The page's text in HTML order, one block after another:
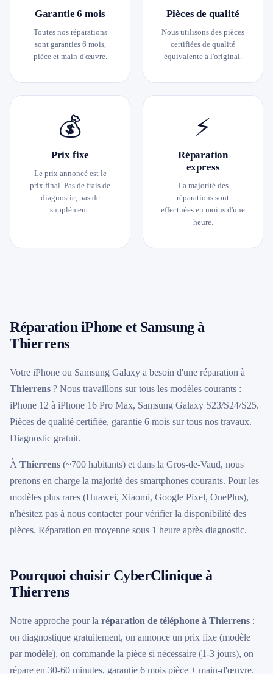
Garantie 6 mois
Toutes nos réparations
sont garanties 6 mois,
pièce et main-d'œuvre.
Pièces de qualité
Nous utilisons des pièces
certifiées de qualité
équivalente à l'original.
💰
Prix fixe
Le prix annoncé est le
prix final. Pas de frais de
diagnostic, pas de
supplément.
⚡
Réparation
express
La majorité des
réparations sont
effectuées en moins d'une
heure.
Réparation iPhone et Samsung à
Thierrens
Votre iPhone ou Samsung Galaxy a besoin d'une réparation à
Thierrens ? Nous travaillons sur tous les modèles courants :
iPhone 12 à iPhone 16 Pro Max, Samsung Galaxy S23/S24/S25.
Pièces de qualité certifiée, garantie 6 mois sur tous nos travaux.
Diagnostic gratuit.
À Thierrens (~700 habitants) et dans la Gros-de-Vaud, nous
prenons en charge la majorité des smartphones courants. Pour les
modèles plus rares (Huawei, Xiaomi, Google Pixel, OnePlus),
n'hésitez pas à nous contacter pour vérifier la disponibilité des
pièces. Réparation en moyenne sous 1 heure après diagnostic.
Pourquoi choisir CyberClinique à
Thierrens
Notre approche pour la réparation de téléphone à Thierrens :
on diagnostique gratuitement, on annonce un prix fixe (modèle
par modèle), on commande la pièce si nécessaire (1-3 jours), on
répare en 30-60 minutes, garantie 6 mois pièce + main-d'œuvre.